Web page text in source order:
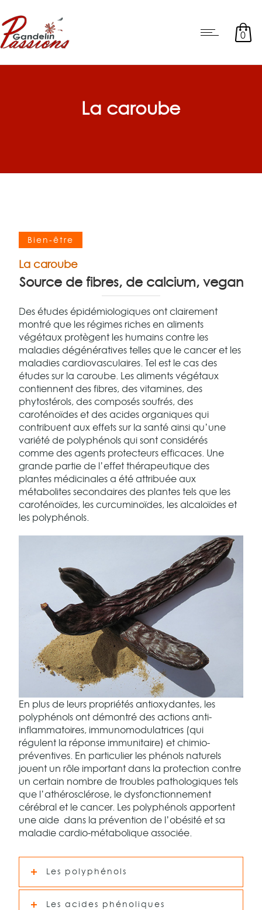
0
La caroube
Bien-être
La caroube
Source de fibres, de calcium, vegan
Des études épidémiologiques ont clairement
montré que les régimes riches en aliments
végétaux protègent les humains contre les
maladies dégénératives telles que le cancer et les
maladies cardiovasculaires. Tel est le cas des
études sur la caroube. Les aliments végétaux
contiennent des fibres, des vitamines, des
phytostérols, des composés soufrés, des
caroténoïdes et des acides organiques qui
contribuent aux effets sur la santé ainsi qu’une
variété de polyphénols qui sont considérés
comme des agents protecteurs efficaces. Une
grande partie de l’effet thérapeutique des
plantes médicinales a été attribuée aux
métabolites secondaires des plantes tels que les
caroténoïdes, les curcuminoïdes, les alcaloïdes et
les polyphénols.
En plus de leurs propriétés antioxydantes, les
polyphénols ont démontré des actions anti-
inflammatoires, immunomodulatrices (qui
régulent la réponse immunitaire) et chimio-
préventives. En particulier les phénols naturels
jouent un rôle important dans la protection contre
un certain nombre de troubles pathologiques tels
que l’athérosclérose, le dysfonctionnement
cérébral et le cancer. Les polyphénols apportent
une aide dans la prévention de l’obésité et sa
maladie cardio-métabolique associée.
Les polyphénols
Les acides phénoliques